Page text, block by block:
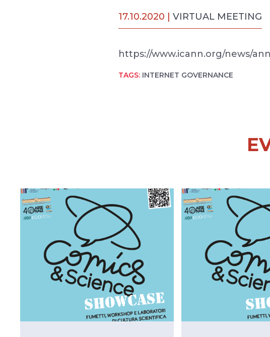
17.10.2020 | VIRTUAL MEETING
https://www.icann.org/news/
TAGS: INTERNET GOVERNANCE